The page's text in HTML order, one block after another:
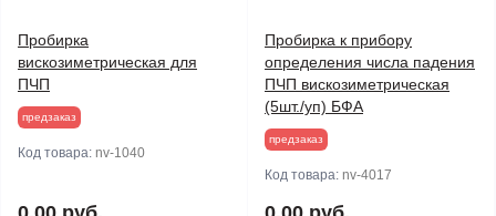
Пробирка
вискозиметрическая для
ПЧП
предзаказ
Код товара: nv-1040
Пробирка к прибору
определения числа падения
ПЧП вискозиметрическая
(5шт./уп) БФА
предзаказ
Код товара: nv-4017